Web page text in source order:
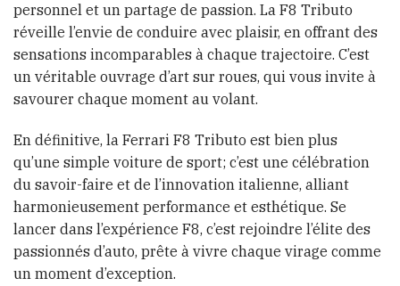
personnel et un partage de passion. La F8 Tributo
réveille l’envie de conduire avec plaisir, en offrant des
sensations incomparables à chaque trajectoire. C’est
un véritable ouvrage d’art sur roues, qui vous invite à
savourer chaque moment au volant.
En définitive, la Ferrari F8 Tributo est bien plus
qu’une simple voiture de sport; c’est une célébration
du savoir-faire et de l’innovation italienne, alliant
harmonieusement performance et esthétique. Se
lancer dans l’expérience F8, c’est rejoindre l’élite des
passionnés d’auto, prête à vivre chaque virage comme
un moment d’exception.